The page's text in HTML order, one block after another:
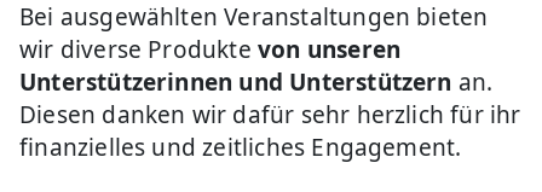
Bei ausgewählten Veranstaltungen bieten
wir diverse Produkte von unseren
Unterstützerinnen und Unterstützern an.
Diesen danken wir dafür sehr herzlich für ihr
finanzielles und zeitliches Engagement.